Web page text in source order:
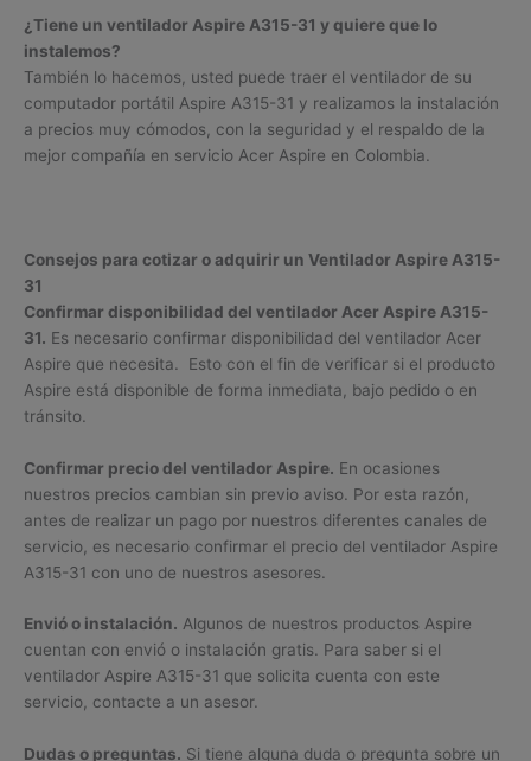
¿Tiene un ventilador Aspire A315-31 y quiere que lo
instalemos?
También lo hacemos, usted puede traer el ventilador de su
computador portátil Aspire A315-31 y realizamos la instalación
a precios muy cómodos, con la seguridad y el respaldo de la
mejor compañía en servicio Acer Aspire en Colombia.
Consejos para cotizar o adquirir un Ventilador Aspire A315-
31
Confirmar disponibilidad del ventilador Acer Aspire A315-
31. Es necesario confirmar disponibilidad del ventilador Acer
Aspire que necesita. Esto con el fin de verificar si el producto
Aspire está disponible de forma inmediata, bajo pedido o en
tránsito.
Confirmar precio del ventilador Aspire. En ocasiones
nuestros precios cambian sin previo aviso. Por esta razón,
antes de realizar un pago por nuestros diferentes canales de
servicio, es necesario confirmar el precio del ventilador Aspire
A315-31 con uno de nuestros asesores.
Envió o instalación. Algunos de nuestros productos Aspire
cuentan con envió o instalación gratis. Para saber si el
ventilador Aspire A315-31 que solicita cuenta con este
servicio, contacte a un asesor.
Dudas o preguntas. Si tiene alguna duda o pregunta sobre un